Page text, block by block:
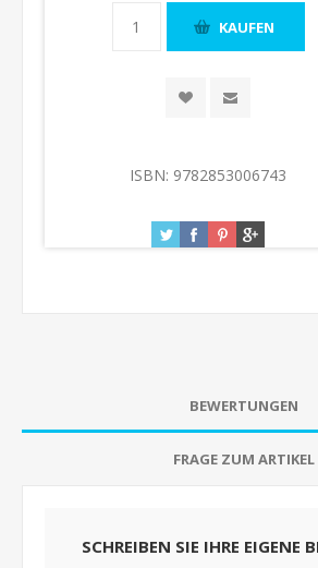
ISBN: 9782853006743
BEWERTUNGEN
FRAGE ZUM ARTIKEL
SCHREIBEN SIE IHRE EIGENE